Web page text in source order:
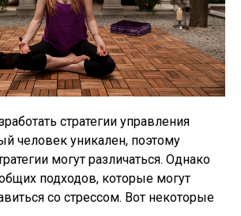
стратегии управления
человек уникален, поэтому
могут различаться. Однако
подходов, которые могут
со стрессом. Вот некоторые